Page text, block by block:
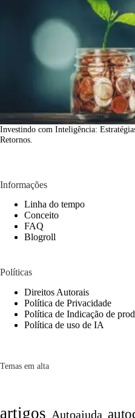
Investindo com Inteligência:
Retornos.
Informações
Linha do tempo
Conceito
FAQ
Blogroll
Políticas
Direitos Autorais
Política de Privacidade
Política de Indicação de
Política de uso de IA
Temas em alta
artigos Autoajuda